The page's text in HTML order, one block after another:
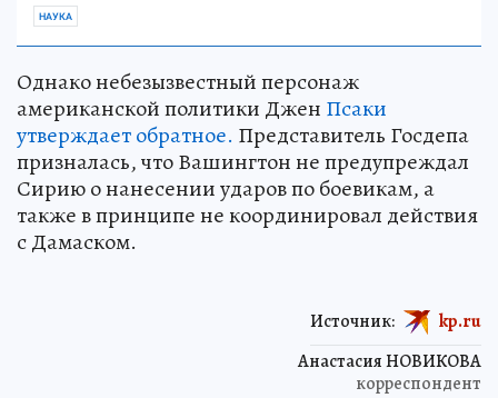
НАУКА
Однако небезызвестный персонаж
американской политики Джен Псаки
утверждает обратное. Представитель Госдепа
призналась, что Вашингтон не предупреждал
Сирию о нанесении ударов по боевикам, а
также в принципе не координировал действия
с Дамаском.
Анастасия НОВИКОВА
корреспондент
Источник: kp.ru